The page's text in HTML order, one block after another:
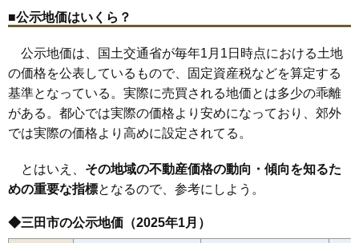
■公示地価はいくら？
公示地価は、国土交通省が毎年1月1日時点における土地
の価格を公表しているもので、固定資産税などを算定する
基準となっている。実際に売買される地価とは多少の乖離
がある。都心では実際の価格より安めになっており、郊外
では実際の価格より高めに設定されてる。
とはいえ、 その地域の不動産価格の動向・傾向を知るた
めの重要な指標となるので、参考にしよう。
◆三田市の公示地価（2025年1月）